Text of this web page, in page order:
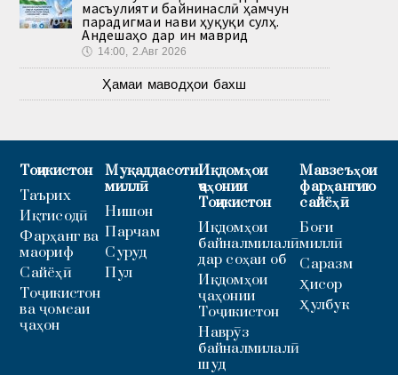
масъулияти байнинаслӣ ҳамчун
парадигмаи нави ҳуқуқи сулҳ.
Андешаҳо дар ин маврид
🕔 14:00, 2.Авг 2026
Ҳамаи маводҳои бахш
Тоҷикистон
Таърих
Иқтисодӣ
Фарҳанг ва
маориф
Сайёҳӣ
Тоҷикистон
ва ҷомеаи
ҷаҳон
Муқаддасоти
миллӣ
Нишон
Парчам
Суруд
Пул
Иқдомҳои
ҷаҳонии
Тоҷикистон
Иқдомҳои
байналмилалӣ
дар соҳаи об
Иқдомҳои
ҷаҳонии
Тоҷикистон
Наврӯз
байналмилалӣ
шуд
Мавзеъҳои
фарҳангию
сайёҳӣ
Боғи
миллӣ
Саразм
Ҳисор
Ҳулбук